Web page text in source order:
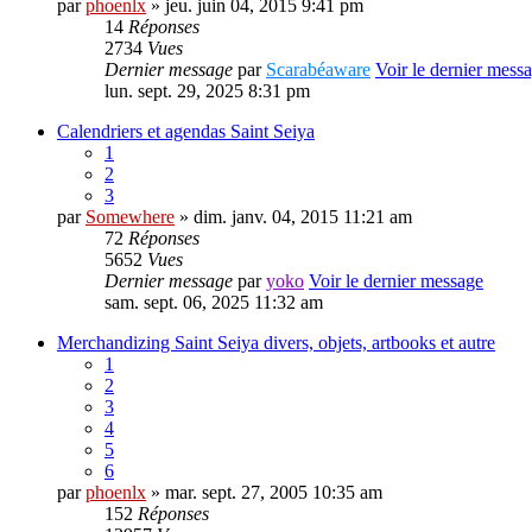
parphoenlx » jeu. juin 04, 2015 9:41 pm
14 Réponses
2734 Vues
Dernier message par Scarabéaware Voir le dernier
lun. sept. 29, 2025 8:31 pm
Calendriers et agendas Saint Seiya
1
2
3
par Somewhere » dim. janv. 04, 2015 11:21 am
72 Réponses
5652 Vues
Dernier message paryoko Voir le dernier message
sam. sept. 06, 2025 11:32 am
Merchandizing Saint Seiya divers, objets, artbooks et autre
1
2
3
4
5
6
parphoenlx » mar. sept. 27, 2005 10:35 am
152 Réponses